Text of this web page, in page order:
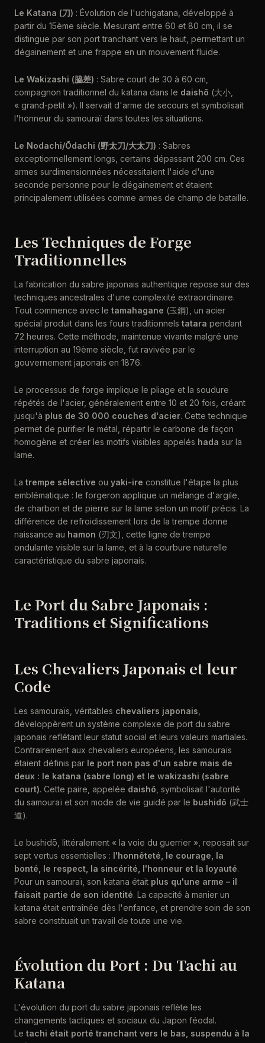
Le Katana (刀) : Évolution de l'uchigatana, développé à
partir du 15ème siècle. Mesurant entre 60 et 80 cm, il se
distingue par son port tranchant vers le haut, permettant un
dégainement et une frappe en un mouvement fluide.
Le Wakizashi (脇差) : Sabre court de 30 à 60 cm,
compagnon traditionnel du katana dans le daishō (大小,
« grand-petit »). Il servait d'arme de secours et symbolisait
l'honneur du samouraï dans toutes les situations.
Le Nodachi/Ōdachi (野太刀/大太刀) : Sabres
exceptionnellement longs, certains dépassant 200 cm. Ces
armes surdimensionnées nécessitaient l'aide d'une
seconde personne pour le dégainement et étaient
principalement utilisées comme armes de champ de bataille.
Les Techniques de Forge
Traditionnelles
La fabrication du sabre japonais authentique repose sur des
techniques ancestrales d'une complexité extraordinaire.
Tout commence avec le tamahagane (玉鋼), un acier
spécial produit dans les fours traditionnels tatara pendant
72 heures. Cette méthode, maintenue vivante malgré une
interruption au 19ème siècle, fut ravivée par le
gouvernement japonais en 1876.
Le processus de forge implique le pliage et la soudure
répétés de l'acier, généralement entre 10 et 20 fois, créant
jusqu'à plus de 30 000 couches d'acier. Cette technique
permet de purifier le métal, répartir le carbone de façon
homogène et créer les motifs visibles appelés hada sur la
lame.
La trempe sélective ou yaki-ire constitue l'étape la plus
emblématique : le forgeron applique un mélange d'argile,
de charbon et de pierre sur la lame selon un motif précis. La
différence de refroidissement lors de la trempe donne
naissance au hamon (刃文), cette ligne de trempe
ondulante visible sur la lame, et à la courbure naturelle
caractéristique du sabre japonais.
Le Port du Sabre Japonais :
Traditions et Significations
Les Chevaliers Japonais et leur
Code
Les samouraïs, véritables chevaliers japonais
développèrent un système complexe de port du sabre
japonais reflétant leur statut social et leurs valeurs martiales.
Contrairement aux chevaliers européens, les samouraïs
étaient définis par le port non pas d'un sabre mais de
deux : le katana (sabre long) et le wakizashi (sabre
court). Cette paire, appelée daishō , symbolisait l'autorité
du samouraï et son mode de vie guidé par le bushidō (武士
道).
Le bushidō, littéralement « la voie du guerrier », reposait sur
sept vertus essentielles : l'honnêteté, le courage, la
bonté, le respect, la sincérité, l'honneur et la loyauté.
Pour un samouraï, son katana était plus qu'une arme – il
faisait partie de son identité. La capacité à manier un
katana était entraînée dès l'enfance, et prendre soin de son
sabre constituait un travail de toute une vie.
Évolution du Port : Du Tachi au
Katana
L'évolution du port du sabre japonais reflète les
changements tactiques et sociaux du Japon féodal.
Le tachi était porté tranchant vers le bas, suspendu à la